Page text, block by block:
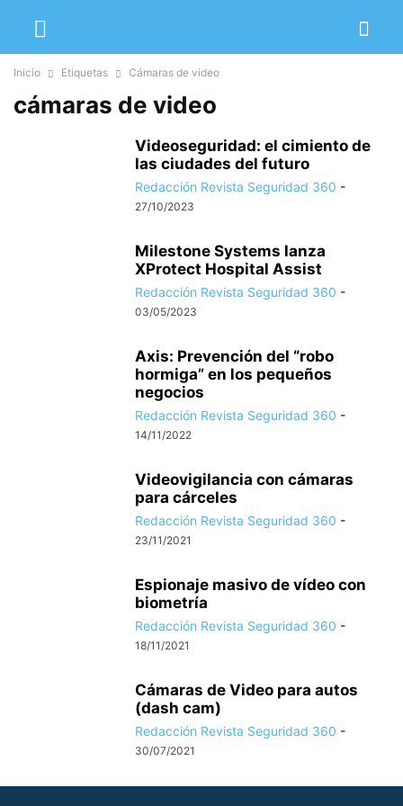
Inicio Etiquetas Cámaras de video
cámaras de video
Videoseguridad: el cimiento de
las ciudades del futuro
Redacción Revista Seguridad 360 -
27/10/2023
Milestone Systems lanza
XProtect Hospital Assist
Redacción Revista Seguridad 360 -
03/05/2023
Axis: Prevención del “robo
hormiga” en los pequeños
negocios
Redacción Revista Seguridad 360 -
14/11/2022
Videovigilancia con cámaras
para cárceles
Redacción Revista Seguridad 360 -
23/11/2021
Espionaje masivo de vídeo con
biometría
Redacción Revista Seguridad 360 -
18/11/2021
Cámaras de Video para autos
(dash cam)
Redacción Revista Seguridad 360 -
30/07/2021